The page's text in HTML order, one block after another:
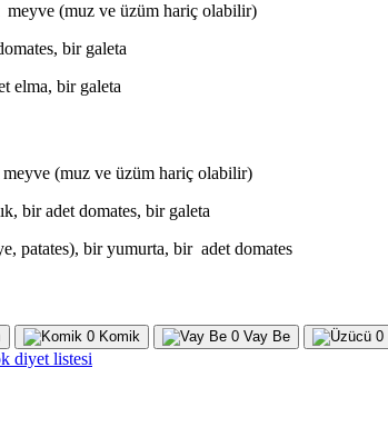
(muz ve üzüm hariç olabilir)
bir galeta
elma, bir galeta
(muz ve üzüm hariç olabilir)
bir adet domates, bir galeta
patates), bir yumurta, bir adet domates
0 Komik 0 Vay Be 0
diyet listesi